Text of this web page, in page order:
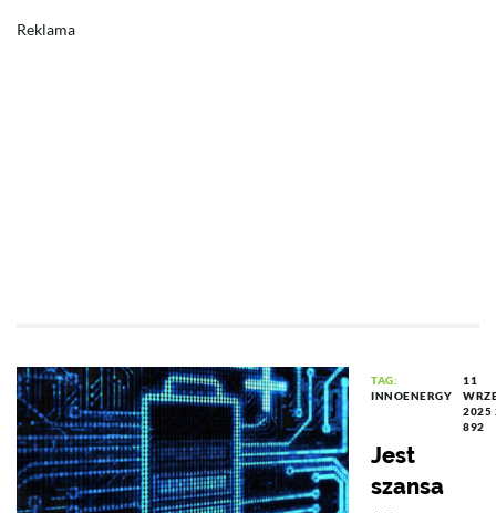
Reklama
TAG:
INNOENERGY
11
2025
892
Jest
szansa